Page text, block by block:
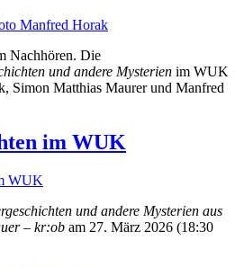
Nachhören. Die
und andere Mysterien im WUK
Simon Matthias Maurer und Manfred
im WUK
und andere Mysterien aus
– kr:ob am 27. März 2026 (18:30